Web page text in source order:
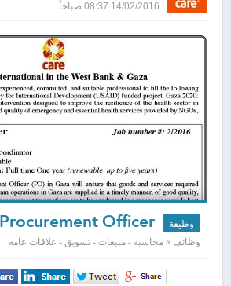
14/02/2016 08:37 صباحاً
وظيفة
وظائف » محاسبه - مبيعات - تسويق - علاقات عامه